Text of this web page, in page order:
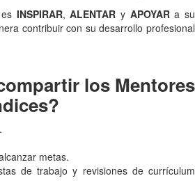
INSPIRAR,ALENTAR y APOYARa su
contribuir con su desarrollo profesional
los Mentores
metas.
de trabajo y revisiones de currículum